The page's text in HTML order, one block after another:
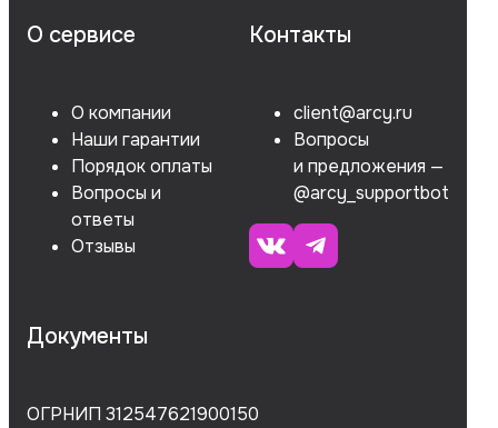
О сервисе
О компании
Наши гарантии
Порядок оплаты
Вопросы и
ответы
Отзывы
Контакты
client@arcy.ru
Вопросы
и предложения —
@arcy_supportbot
Документы
ОГРНИП 312547621900150